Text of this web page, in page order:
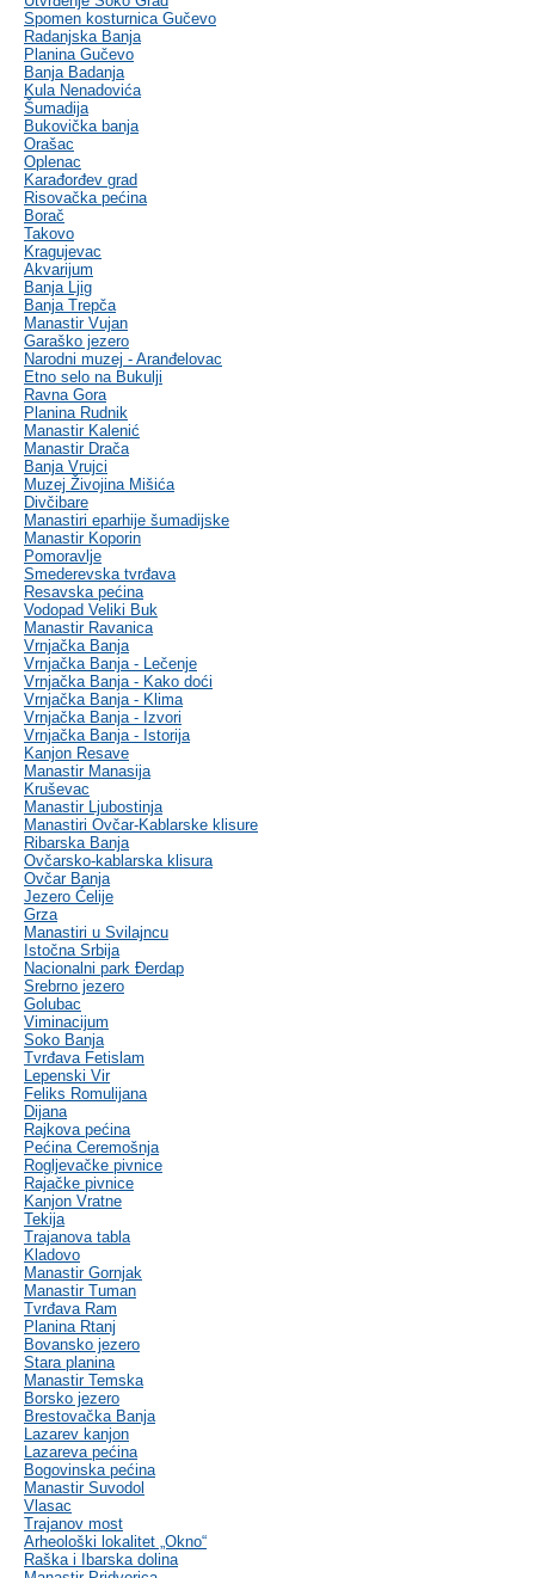
Spomen kosturnica Gučevo
Radanjska Banja
Planina Gučevo
Banja Badanja
Kula Nenadovića
Šumadija
Bukovička banja
Orašac
Oplenac
Karađorđev grad
Risovačka pećina
Borač
Takovo
Kragujevac
Akvarijum
Banja Ljig
Banja Trepča
Manastir Vujan
Garaško jezero
Narodni muzej - Aranđelovac
Etno selo na Bukulji
Ravna Gora
Planina Rudnik
Manastir Kalenić
Manastir Drača
Banja Vrujci
Muzej Živojina Mišića
Divčibare
Manastiri eparhije šumadijske
Manastir Koporin
Pomoravlje
Smederevska tvrđava
Resavska pećina
Vodopad Veliki Buk
Manastir Ravanica
Vrnjačka Banja
Vrnjačka Banja - Lečenje
Vrnjačka Banja - Kako doći
Vrnjačka Banja - Klima
Vrnjačka Banja - Izvori
Vrnjačka Banja - Istorija
Kanjon Resave
Manastir Manasija
Kruševac
Manastir Ljubostinja
Manastiri Ovčar-Kablarske klisure
Ribarska Banja
Ovčarsko-kablarska klisura
Ovčar Banja
Jezero Ćelije
Grza
Manastiri u Svilajncu
Istočna Srbija
Nacionalni park Đerdap
Srebrno jezero
Golubac
Viminacijum
Soko Banja
Tvrđava Fetislam
Lepenski Vir
Feliks Romulijana
Dijana
Rajkova pećina
Pećina Ceremošnja
Rogljevačke pivnice
Rajačke pivnice
Kanjon Vratne
Tekija
Trajanova tabla
Kladovo
Manastir Gornjak
Manastir Tuman
Tvrđava Ram
Planina Rtanj
Bovansko jezero
Stara planina
Manastir Temska
Borsko jezero
Brestovačka Banja
Lazarev kanjon
Lazareva pećina
Bogovinska pećina
Manastir Suvodol
Vlasac
Trajanov most
Arheološki lokalitet „Okno“
Raška i Ibarska dolina